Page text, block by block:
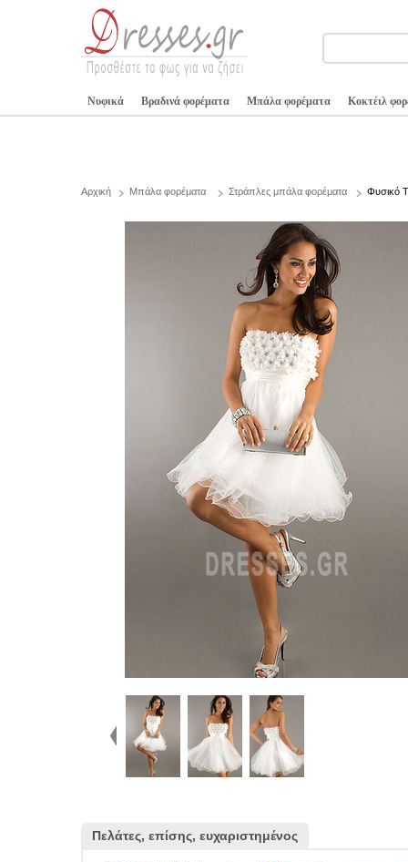
Νυφικά Βραδινά φορέματα Μπάλα φορέματα Κοκτέιλ
Αρχική Μπάλα φορέματα Στράπλες μπάλα φορέματα Φυσικό
Πελάτες, επίσης, ευχαριστημένος